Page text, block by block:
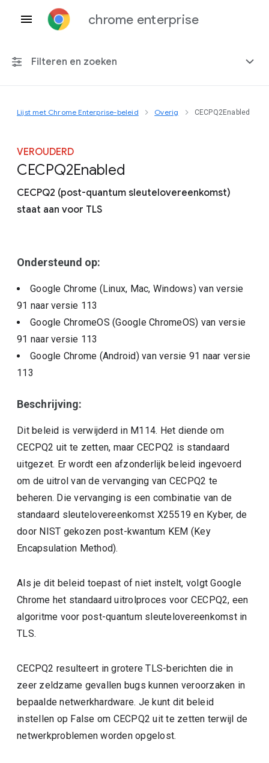
chrome enterprise
Filteren en zoeken
Elk platform
Chrome 151
Inclusief beëindigd beleid
Lijst met Chrome Enterprise-beleid Overig CECPQ2Enabled
VEROUDERD
CECPQ2Enabled
CECPQ2 (post-quantum sleutelovereenkomst)
staat aan voor TLS
Ondersteund op:
Google Chrome (Linux, Mac, Windows)van versie
91 naar versie 113
Google ChromeOS (Google ChromeOS) van versie
91 naar versie 113
Google Chrome (Android)van versie 91 naar versie
113
Beschrijving:
Dit beleid is verwijderd in M114. Het diende om
CECPQ2 uit te zetten, maar CECPQ2 is standaard
uitgezet. Er wordt een afzonderlijk beleid ingevoerd
om de uitrol van de vervanging van CECPQ2 te
beheren. Die vervanging is een combinatie van de
standaard sleutelovereenkomst X25519 en Kyber, de
door NIST gekozen post-kwantum KEM (Key
Encapsulation Method).
Als je dit beleid toepast of niet instelt, volgt Google
Chrome het standaard uitrolproces voor CECPQ2, een
algoritme voor post-quantum sleutelovereenkomst in
TLS.
CECPQ2 resulteert in grotere TLS-berichten die in
zeer zeldzame gevallen bugs kunnen veroorzaken in
bepaalde netwerkhardware. Je kunt dit beleid
instellen op False om CECPQ2 uit te zetten terwijl de
netwerkproblemen worden opgelost.